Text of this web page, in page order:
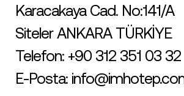
Karacakaya Cad. No:141/A
Siteler ANKARA TÜRKİYE
Telefon: +90 312 351 03 32
E-Posta: